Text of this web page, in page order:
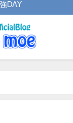
DAY